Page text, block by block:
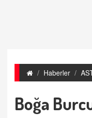
Haberler
Boğa